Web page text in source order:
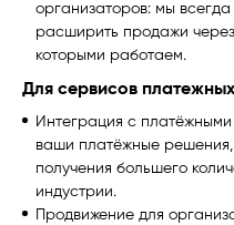
организаторов: мы
расширить продажи
которыми работаем.
Для сервисов
Интеграция с
ваши платёжные
получения большего
индустрии.
Продвижение для